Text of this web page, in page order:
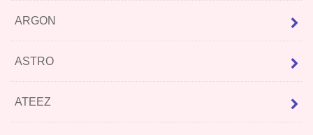
ARGON
ASTRO
ATEEZ